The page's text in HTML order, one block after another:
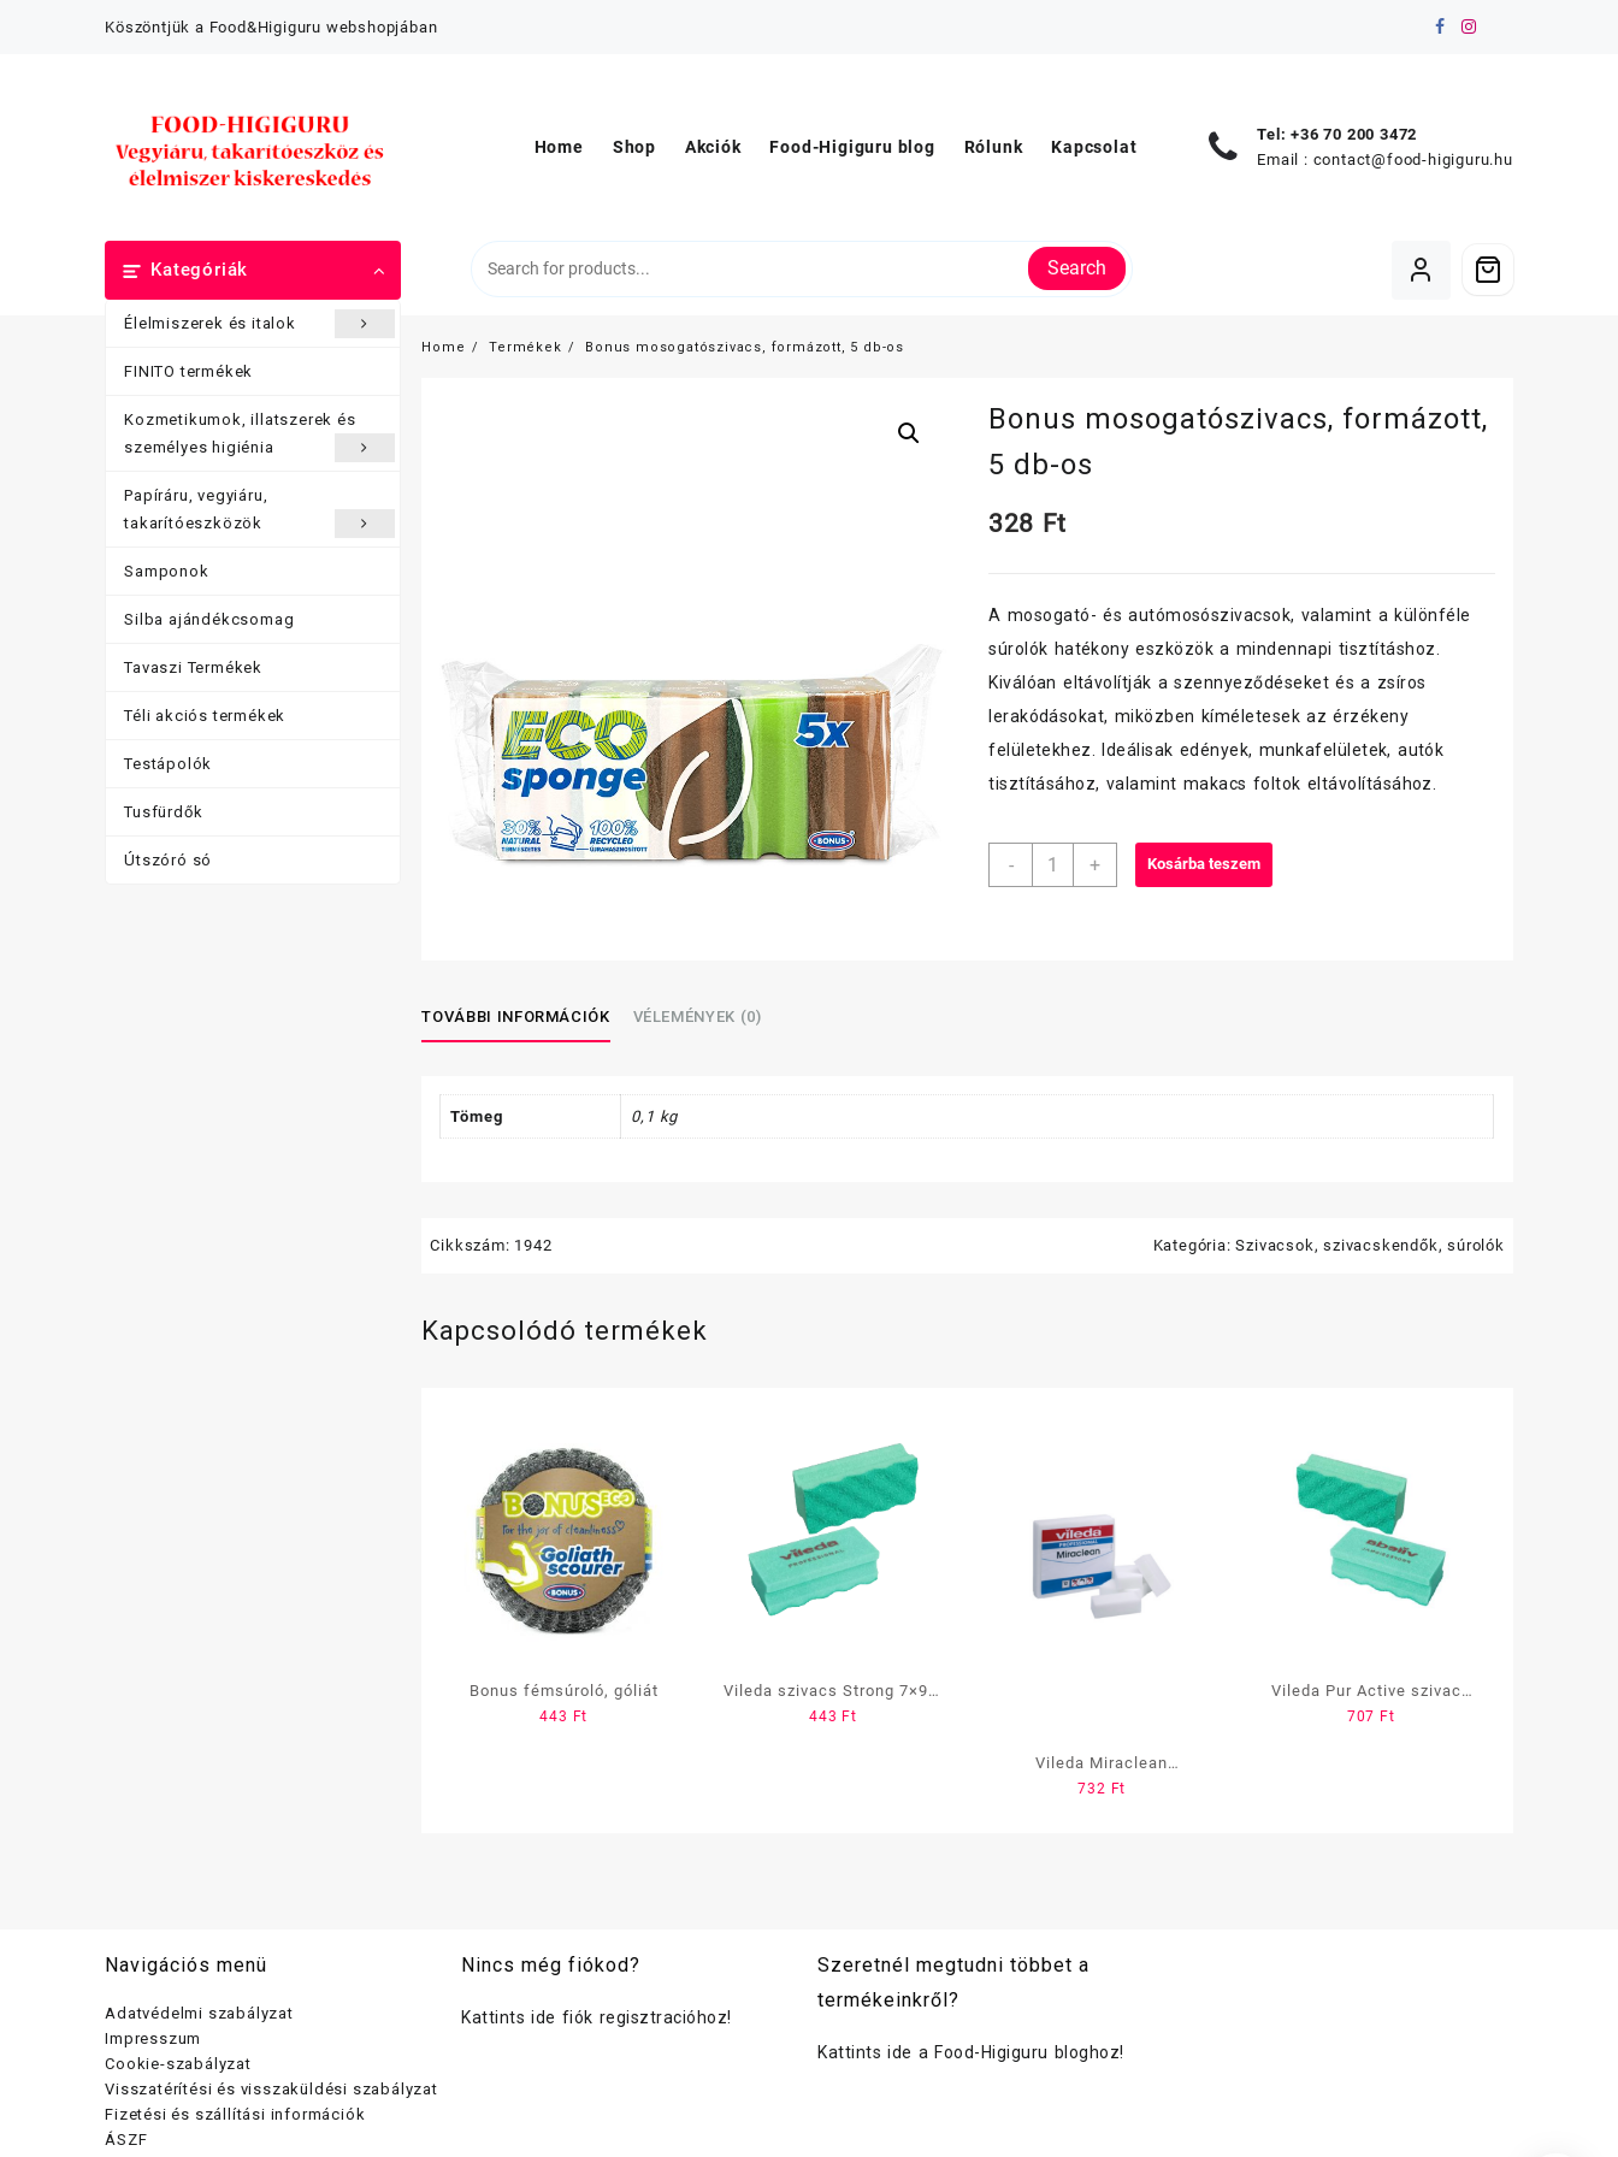
Köszöntjük a Food&Higiguru webshopjában
Home Shop Akciók Food-Higiguru blog Rólunk Kapcsolat
Tel: +36 70 200 3472
Email : contact@food-higiguru.hu
Kategóriák
Élelmiszerek és italok
FINITO termékek
Kozmetikumok, illatszerek és
személyes higiénia
Papíráru, vegyiáru,
takarítóeszközök
Samponok
Silba ajándékcsomag
Tavaszi Termékek
Téli akciós termékek
Testápolók
Tusfürdők
Útszóró só
Search
Home Termékek Bonus mosogatószivacs, formázott, 5 db-os
Bonus mosogatószivacs, formázott,
5 db-os
328 Ft
A mosogató- és autómosószivacsok, valamint a különféle
súrolók hatékony eszközök a mindennapi tisztításhoz.
Kiválóan eltávolítják a szennyeződéseket és a zsíros
lerakódásokat, miközben kíméletesek az érzékeny
felületekhez. Ideálisak edények, munkafelületek, autók
tisztításához, valamint makacs foltok eltávolításához.
-
Bonus
+ Kosárba teszem
TOVÁBBI INFORMÁCIÓK VÉLEMÉNYEK (0)
Tömeg 0,1 kg
Cikkszám: 1942 Kategória:Szivacsok, szivacskendők, súrolók
Kapcsolódó termékek
Bonus fémsúroló, góliát
443 Ft
Vileda szivacs Strong 7×9,5
cm VIL125603(zöld)
443 Ft
Vileda Miraclean
csodaszivacs nagy 12×7,5
732 Ft
Vileda Pur Active szivacs
15x7cm többféle
707 Ft
Navigációs menü
Adatvédelmi szabályzat
Impresszum
Cookie-szabályzat
Visszatérítési és visszaküldési szabályzat
Fizetési és szállítási információk
ÁSZF
Nincs még fiókod?
Kattints ide fiók regisztracióhoz!
Szeretnél megtudni többet a
termékeinkről?
Kattints ide a Food-Higiguru bloghoz!